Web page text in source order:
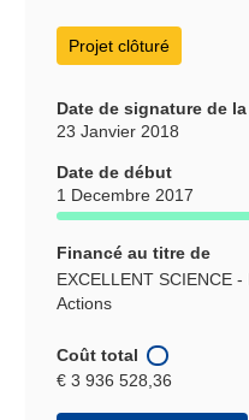
Projet clôturé
Date de signature de la
23 Janvier 2018
Date de début
1 Decembre 2017
Financé au titre de
EXCELLENT SCIENCE
Actions
Coût total
€ 3 936 528,36